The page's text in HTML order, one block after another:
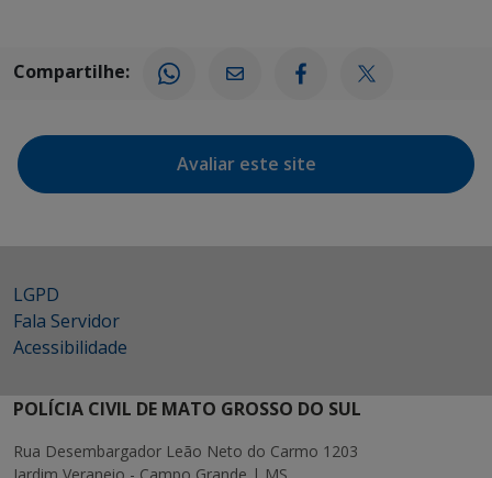
Compartilhe:
Avaliar este site
LGPD
Fala Servidor
Acessibilidade
POLÍCIA CIVIL DE MATO GROSSO DO SUL
Rua Desembargador Leão Neto do Carmo 1203
Jardim Veraneio - Campo Grande | MS